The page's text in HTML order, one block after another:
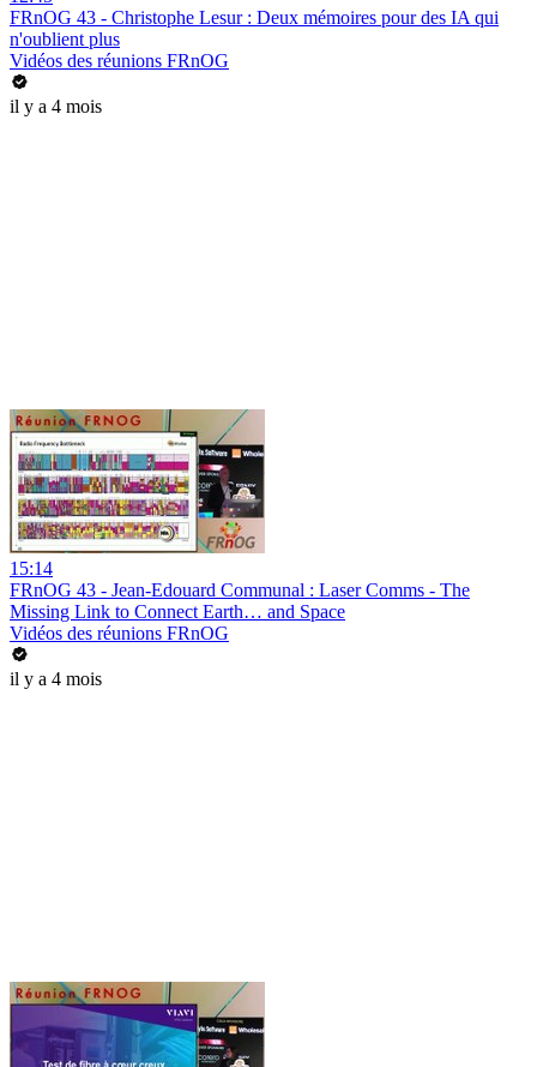
FRnOG 43 - Christophe Lesur : Deux mémoires pour des IA qui
n'oublient plus
Vidéos des réunions FRnOG
il y a 4 mois
15:14
FRnOG 43 - Jean-Edouard Communal : Laser Comms - The
Missing Link to Connect Earth… and Space
Vidéos des réunions FRnOG
il y a 4 mois